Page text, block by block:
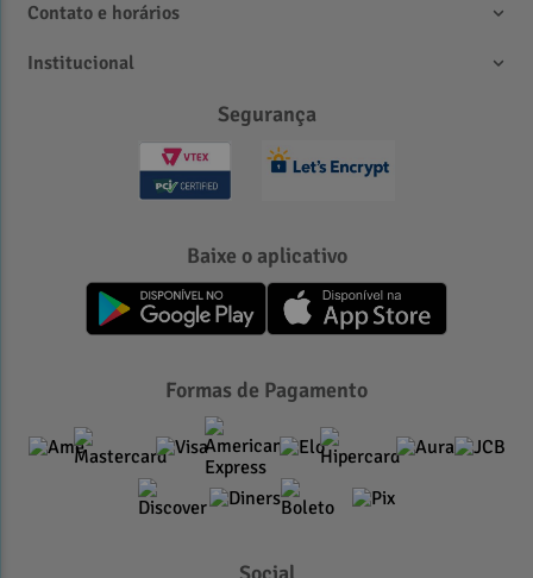
Contato e horários
Institucional
Segurança
Baixe o aplicativo
Formas de Pagamento